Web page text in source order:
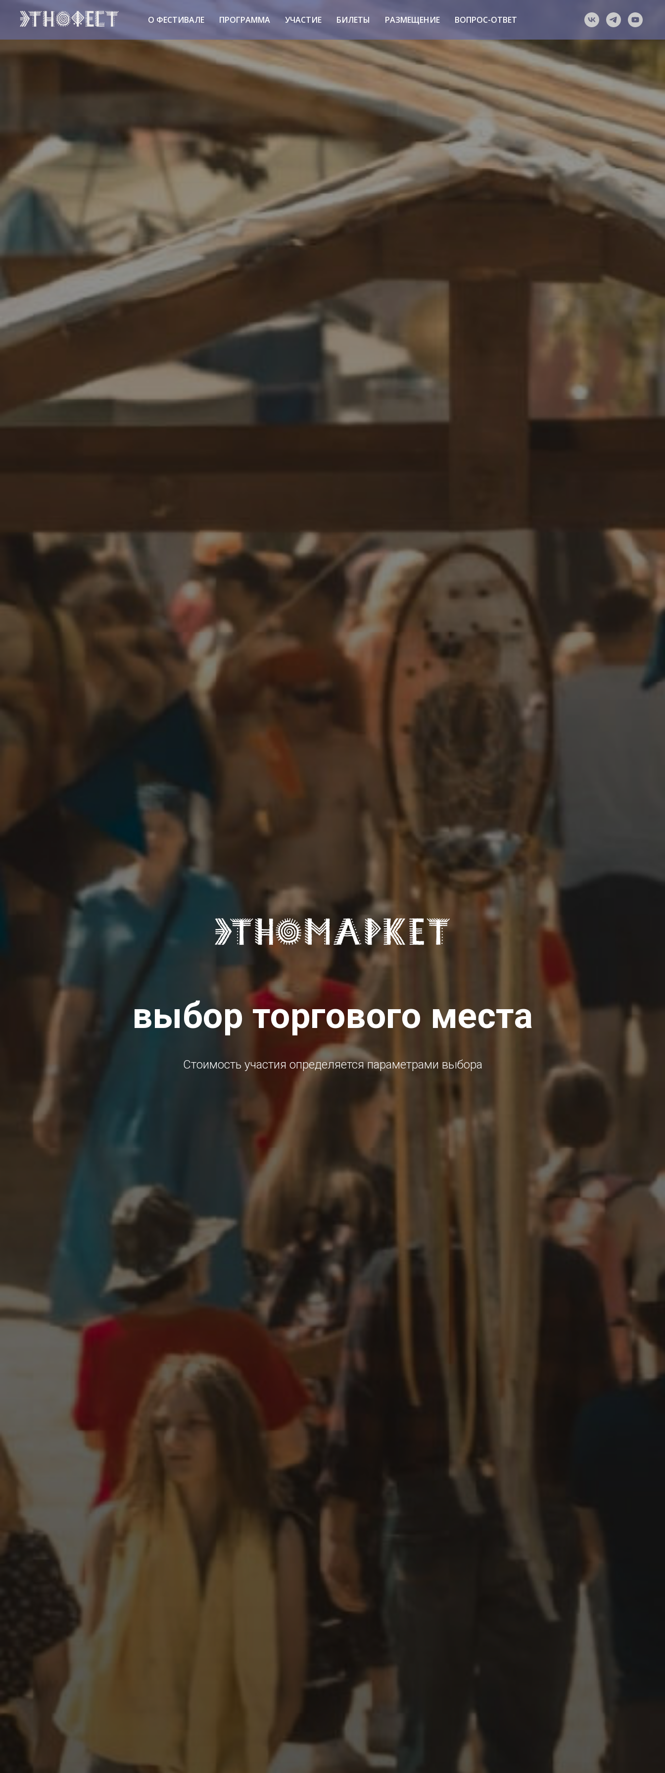
О ФЕСТИВАЛЕ ПРОГРАММА УЧАСТИЕ БИЛЕТЫ РАЗМЕЩЕНИЕ ВОПРОС-ОТВЕТ
выбор торгового места
Стоимость участия определяется параметрами выбора